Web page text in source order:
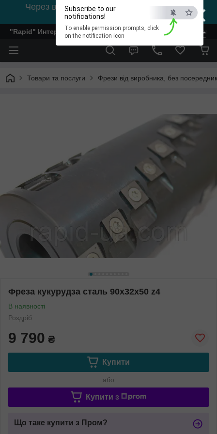
×
ESC
Subscribe to our
notifications!
To enable permission prompts, click
on the notification icon
Через відсутність світла, зв'язок на viber
0978002056
"Rapid" Интернет-магазин деревообрабатывающего
Товари та послуги Фрези від виробника, без
Фреза кукурудза сталь 90х32х50 z4
В наявності
Роздріб
9 790 ₴
Купити
або
Купити з
Що таке купити з Пром?